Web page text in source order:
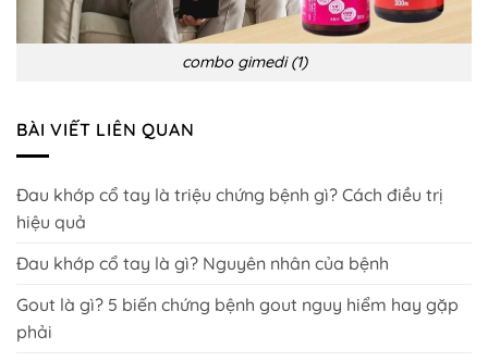
combo gimedi (1)
BÀI VIẾT LIÊN QUAN
Đau khớp cổ tay là triệu chứng bệnh gì? Cách điều trị
hiệu quả
Đau khớp cổ tay là gì? Nguyên nhân của bệnh
Gout là gì? 5 biến chứng bệnh gout nguy hiểm hay gặp
phải